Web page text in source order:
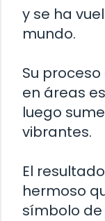
y se ha
mundo.
Su
en áreas
luego
vibrantes.
El
hermoso
símbolo